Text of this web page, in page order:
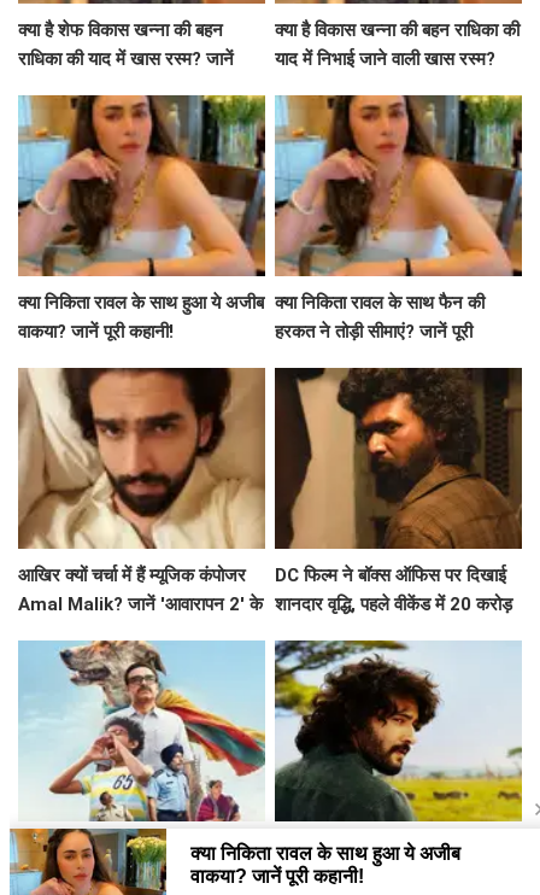
क्या है शेफ विकास खन्ना की बहन
राधिका की याद में खास रस्म? जानें
क्या है विकास खन्ना की बहन राधिका की
याद में निभाई जाने वाली खास रस्म?
क्या निकिता रावल के साथ हुआ ये अजीब
वाकया? जानें पूरी कहानी!
क्या निकिता रावल के साथ फैन की
हरकत ने तोड़ी सीमाएं? जानें पूरी
आखिर क्यों चर्चा में हैं म्यूजिक कंपोजर
Amal Malik? जानें 'आवारापन 2' के
DC फिल्म ने बॉक्स ऑफिस पर दिखाई
शानदार वृद्धि, पहले वीकेंड में 20 करोड़
फिल्म 'Ohh My Dog' ने बॉक्स
ऑफिस पर किया शानदार प्रदर्शन
महेश बाबू का 'वाराणसी' में नया लुक:
जन्मदिन पर मिला सरप्राइज